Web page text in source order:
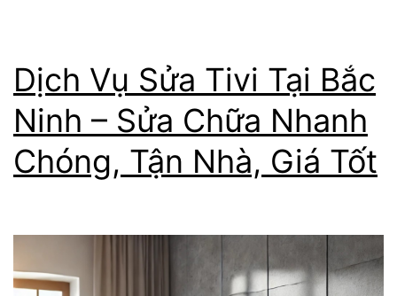
Dịch Vụ Sửa Tivi Tại Bắc
Ninh – Sửa Chữa Nhanh
Chóng, Tận Nhà, Giá Tốt